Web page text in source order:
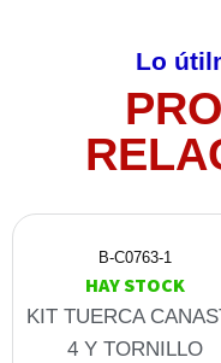
Lo
B-C0763-1
HAY STOCK
KIT TUERCA
4 Y TORNILLO